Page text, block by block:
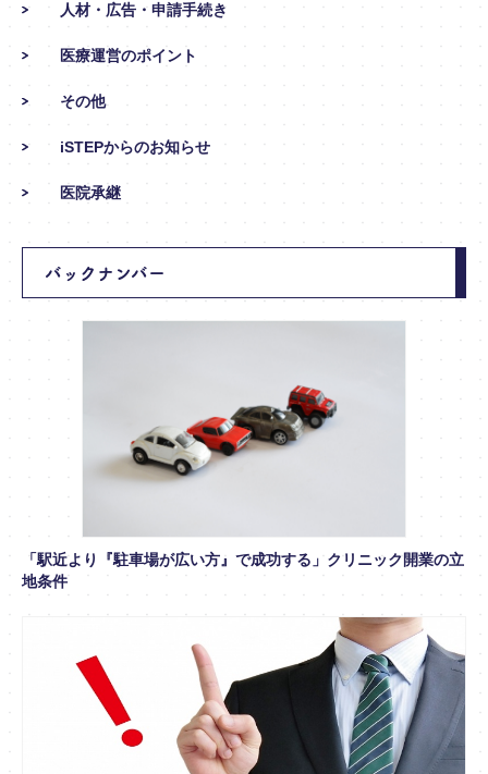
人材・広告・申請手続き
医療運営のポイント
その他
iSTEPからのお知らせ
医院承継
バックナンバー
「駅近より『駐車場が広い方』で成功する」クリニック開業の立
地条件